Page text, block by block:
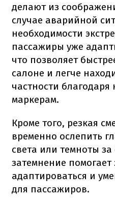
делают из
случае аварийной
необходимости
пассажиры уже
что позволяет
салоне и легче
частности
маркерам.
Кроме того, резкая
временно ослепить
света или темноты
затемнение
адаптироваться и
для пассажиров.